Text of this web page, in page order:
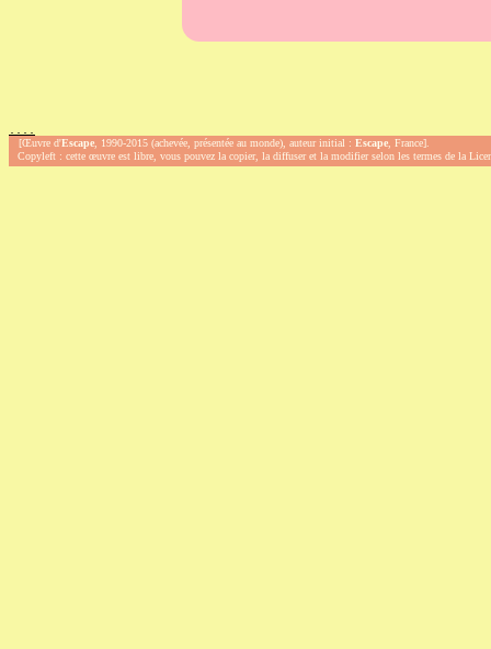
[Œuvre d'Escape, 1990-2015 (achevée, présentée au monde), auteur initial :Escape, France].
Copyleft : cette œuvre est libre, vous pouvez la copier, la diffuser et la modifier selon les termes de la